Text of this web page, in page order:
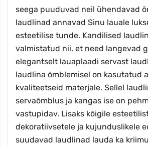
seega puuduvad neil ühendavad
laudlinad annavad Sinu lauale
esteetilise tunde. Kandilised
valmistatud nii, et need langevad
elegantselt lauaplaadi servast
laudlina õmblemisel on kasutatud
kvaliteetseid materjale. Sellel
servaõmblus ja kangas ise on
vastupidav. Lisaks kõigile
dekoratiivsetele ja kujunduslikele
suudavad laudlinad lauda ka